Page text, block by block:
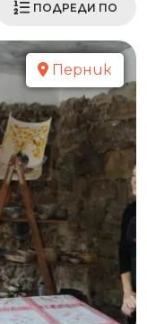
ПОДРЕДИ ПО
Перник